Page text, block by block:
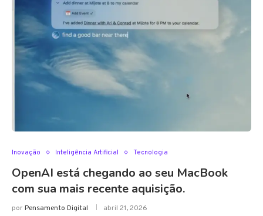
Inovação Inteligência Artificial Tecnologia
OpenAI está chegando ao seu MacBook
com sua mais recente aquisição.
porPensamento Digital abril 21, 2026